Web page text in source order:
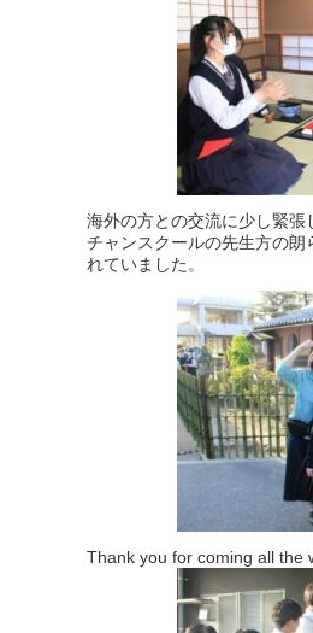
海外の方との交流に少し緊
チャンスクールの先生方の
れていました。
Thank you for coming all the